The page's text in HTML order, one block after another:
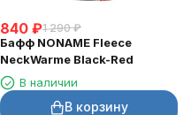
840 ₽1 290 ₽
Бафф NONAME Fleece
NeckWarme Black-Red
В наличии
В корзину